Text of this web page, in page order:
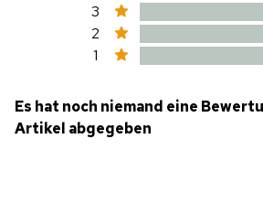
3
2
1
Es hat noch niemand eine
Artikel abgegeben